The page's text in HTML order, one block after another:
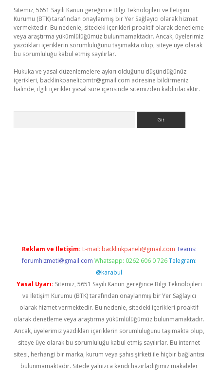
Sitemiz, 5651 Sayılı Kanun gereğince Bilgi Teknolojileri ve İletişim
Kurumu (BTK) tarafından onaylanmış bir Yer Sağlayıcı olarak hizmet
vermektedir. Bu nedenle, sitedeki içerikleri proaktif olarak denetleme
veya araştırma yükümlülüğümüz bulunmamaktadır. Ancak, üyelerimiz
yazdıkları içeriklerin sorumluluğunu taşımakta olup, siteye üye olarak
bu sorumluluğu kabul etmiş sayılırlar.
Hukuka ve yasal düzenlemelere aykırı olduğunu düşündüğünüz
içerikleri, backlinkpanelicomtr@gmail.com adresine bildirmeniz
halinde, ilgili içerikler yasal süre içerisinde sitemizden kaldırılacaktır.
Reklam ve İletişim: E-mail: backlinkpaneli@gmail.com Teams:
forumhizmeti@gmail.com Whatsapp: 0262 606 0 726 Telegram:
@karabul
Yasal Uyarı: Sitemiz, 5651 Sayılı Kanun gereğince Bilgi Teknolojileri
ve İletişim Kurumu (BTK) tarafından onaylanmış bir Yer Sağlayıcı
olarak hizmet vermektedir. Bu nedenle, sitedeki içerikleri proaktif
olarak denetleme veya araştırma yükümlülüğümüz bulunmamaktadır.
Ancak, üyelerimiz yazdıkları içeriklerin sorumluluğunu taşımakta olup,
siteye üye olarak bu sorumluluğu kabul etmiş sayılırlar. Bu internet
sitesi, herhangi bir marka, kurum veya şahıs şirketi ile hiçbir bağlantısı
bulunmamaktadır. Sitede yalnızca kendi hazırladığımız makaleler